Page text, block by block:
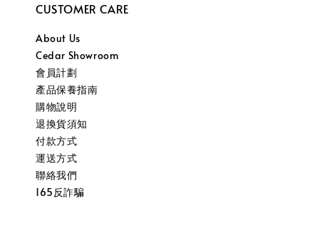
CUSTOMER CARE
About Us
Cedar Showroom
會員計劃
產品保養指南
購物說明
退換貨須知
付款方式
運送方式
聯絡我們
165反詐騙